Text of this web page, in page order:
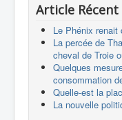
Article Récent
Le Phénix renait
La percée de
cheval de Troie
Quelques
consommation
Quelle-est la
La nouvelle